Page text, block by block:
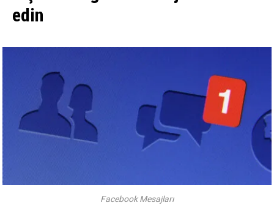
edin
Facebook Mesajları